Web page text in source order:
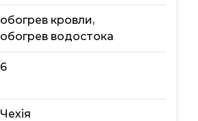
обогрев кровли,
обогрев водостока
6
Чехія